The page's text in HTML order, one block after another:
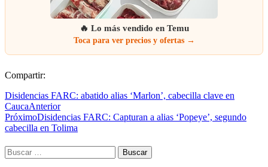
🔥 Lo más vendido en Temu
Toca para ver precios y ofertas →
Compartir:
Disidencias FARC: abatido alias ‘Marlon’, cabecilla clave en
CaucaAnterior
PróximoDisidencias FARC: Capturan a alias ‘Popeye’, segundo
cabecilla en Tolima
Buscar: